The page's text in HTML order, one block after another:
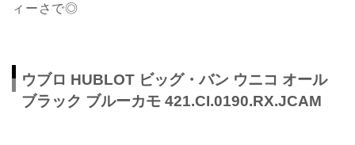
ィーさで◎
ウブロ HUBLOT ビッグ・バン ウニコ オール
ブラック ブルーカモ 421.CI.0190.RX.JCAM